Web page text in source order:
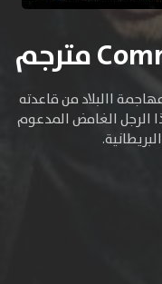
االبلاد من قاعدته
الرجل الغامض المدعوم